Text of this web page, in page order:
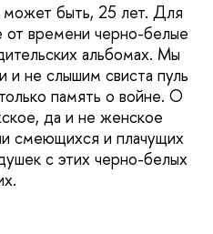
быть, 25 лет. Для
от времени черно-белые
альбомах. Мы
и не слышим свиста пуль
память о войне. О
да и не женское
смеющихся и плачущих
с этих черно-белых